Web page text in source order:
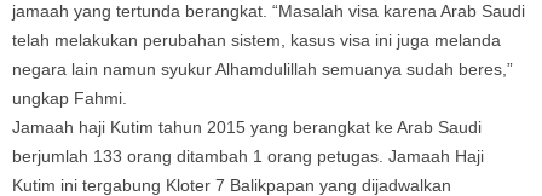
jamaah yang tertunda berangkat. “Masalah visa karena Arab Saudi
telah melakukan perubahan sistem, kasus visa ini juga melanda
negara lain namun syukur Alhamdulillah semuanya sudah beres,”
ungkap Fahmi.
Jamaah haji Kutim tahun 2015 yang berangkat ke Arab Saudi
berjumlah 133 orang ditambah 1 orang petugas. Jamaah Haji
Kutim ini tergabung Kloter 7 Balikpapan yang dijadwalkan